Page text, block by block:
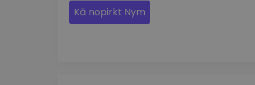
Kā nopirkt Nym